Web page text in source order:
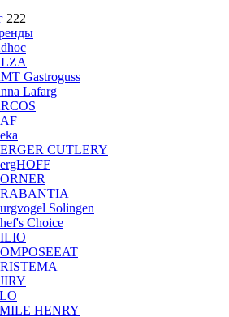
222
Gastroguss
Lafarg
CUTLERY
Solingen
Choice
HENRY